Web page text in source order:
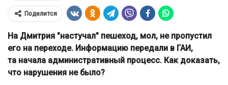
Поделится
На Дмитрия "настучал" пешеход, мол, не пропустил
его на переходе. Информацию передали в ГАИ,
та начала административный процесс. Как доказать,
что нарушения не было?